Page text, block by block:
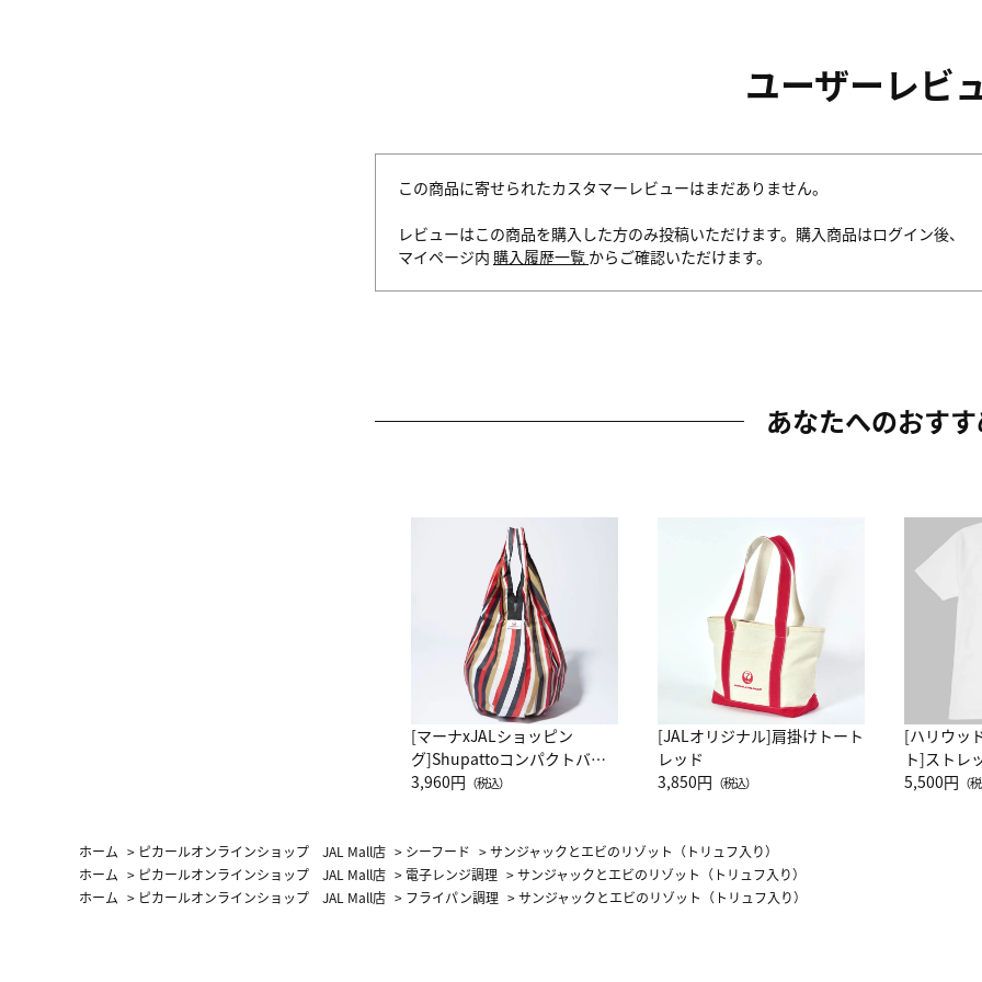
ユーザーレビ
この商品に寄せられたカスタマーレビューはまだありません。
レビューはこの商品を購入した方のみ投稿いただけます。購入商品はログイン後、
マイページ内 購入履歴一覧 からご確認いただけます。
あなたへのおす
[マーナxJALショッピン
グ]Shupattoコンパクトバッ
グ Drop JAL客室乗務員
3,960円 （税込）
[JALオリジナル]肩掛けトート
レッド
3,850円 （税込）
[ハリウッ
ト]ストレ
ーネック
5,500円 （
ホーム > ピカールオンラインショップ JAL Mall店 > シーフード >サンジャックとエビのリゾット（トリュフ入り）
ホーム > ピカールオンラインショップ JAL Mall店 > 電子レンジ調理 >サンジャックとエビのリゾット（トリュフ入り）
ホーム > ピカールオンラインショップ JAL Mall店 > フライパン調理 >サンジャックとエビのリゾット（トリュフ入り）